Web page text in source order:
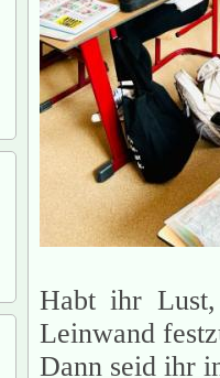
Habt ihr
Leinwand
Dann seid ihr